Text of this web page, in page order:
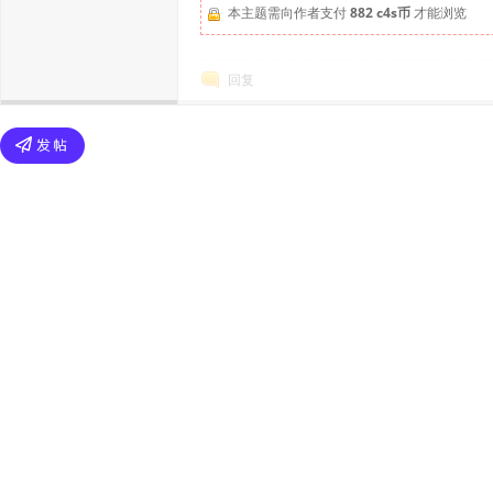
本主题需向作者支付882 c4s币才能浏览
回复